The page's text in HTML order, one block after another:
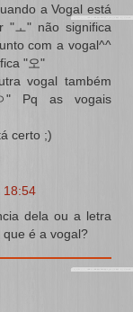
a Vogal está
"ㅗ" não significa
com a vogal^^
"오"
vogal também
" Pq as vogais
certo ;)
18:54
dela ou a letra
é a vogal?